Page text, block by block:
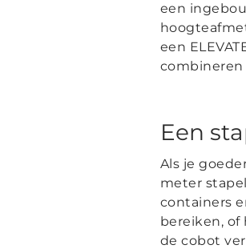
een
een
Een
Als je
meter
containers
bereiken, of
de cobot